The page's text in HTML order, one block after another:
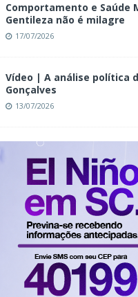
Comportamento e Saúde
Gentileza não é milagre
17/07/2026
Vídeo | A análise política
Gonçalves
13/07/2026